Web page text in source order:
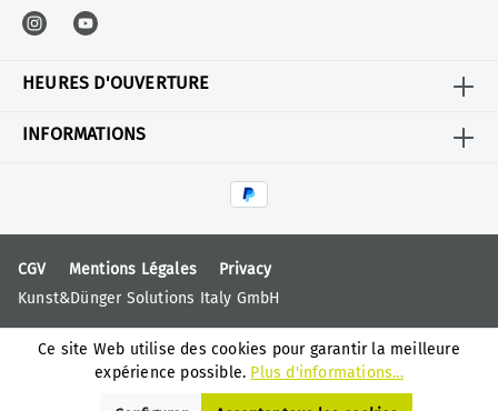
HEURES D'OUVERTURE
INFORMATIONS
CGV Mentions Légales
Privacy
Kunst&Dünger Solutions Italy GmbH
Ce site Web utilise des cookies pour garantir la meilleure
expérience possible. Plus d'informations...